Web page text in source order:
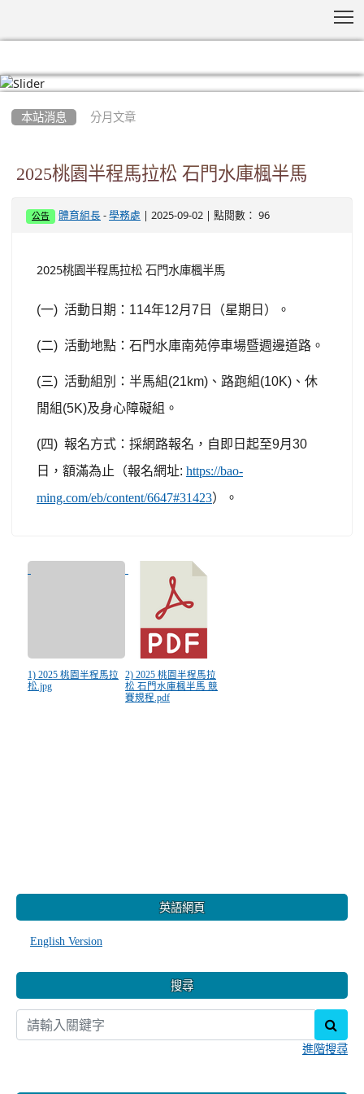
本站消息 分月文章
2025桃園半程馬拉松 石門水庫楓半馬
公告 體育組長 -學務處 | 2025-09-02 | 點閱數： 96
2025桃園半程馬拉松 石門水庫楓半馬
(一) 活動日期： 114年12月 7 日（星期日）。
(二) 活動地點：石門水庫南苑停車場暨週邊道路。
(三) 活動組別：半馬組(21km) 、路跑組(10K) 、休
閒組(5K)及身心障礙組。
(四) 報名方式：採網路報名，自即日起至9月 30
日，額滿為止（報名網址: https://bao-
ming.com/eb/content/6647#31423）。
1) 2025 桃園半程馬拉
松.jpg
2) 2025 桃園半程馬拉
松 石門水庫楓半馬 競
賽規程.pdf
英語網頁
English Version
搜尋
進階搜尋